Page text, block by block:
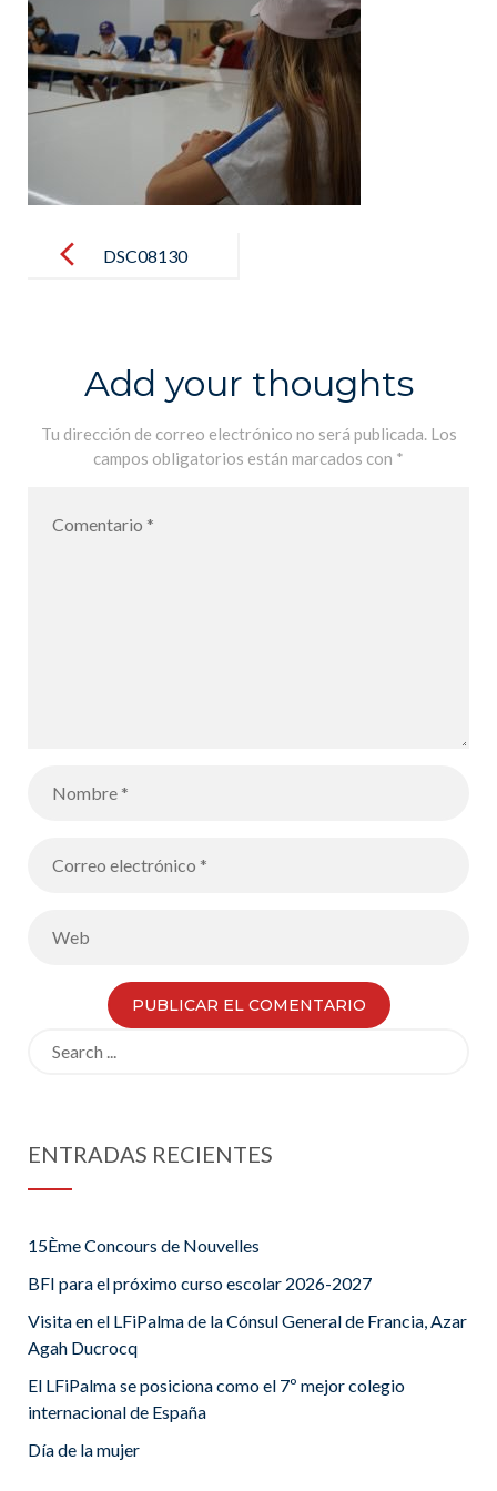
navigationDSC08130
Add your thoughts
Tu dirección de correo electrónico no será publicada. Los
campos obligatorios están marcados con *
ENTRADAS RECIENTES
15Ème Concours de Nouvelles
BFI para el próximo curso escolar 2026-2027
Visita en el LFiPalma de la Cónsul General de Francia, Azar
Agah Ducrocq
El LFiPalma se posiciona como el 7º mejor colegio
internacional de España
Día de la mujer